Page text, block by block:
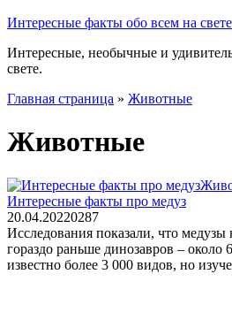
Интересные факты обо всем на
Интересные, необычные и
свете.
Главная страница » Животные
Животные
Интересные факты про медуз
20.04.20220287
Исследования показали, что медузы
гораздо раньше динозавров –
известно более 3 000 видов, но